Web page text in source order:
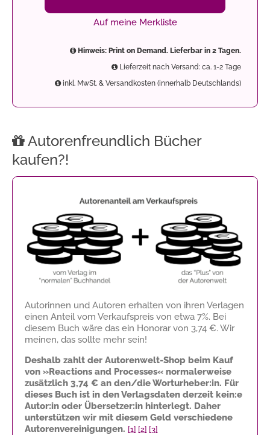
Auf meine Merkliste
Hinweis: Print on Demand. Lieferbar in 2 Tagen.
Lieferzeit nach Versand: ca. 1-2 Tage
inkl. MwSt. & Versandkosten (innerhalb Deutschlands)
Autorenfreundlich Bücher
kaufen?!
Autorinnen und Autoren erhalten von ihren Verlagen
einen Anteil vom Verkaufspreis von etwa 7%. Bei
diesem Buch wäre das ein Honorar von 3,74 €. Wir
meinen, das sollte mehr sein!
Deshalb zahlt der Autorenwelt-Shop beim Kauf
von »Reactions and Processes« normalerweise
zusätzlich 3,74 € an den/die Worturheber:in. Für
dieses Buch ist in den Verlagsdaten derzeit kein:e
Autor:in oder Übersetzer:in hinterlegt. Daher
unterstützen wir mit diesem Geld verschiedene
Autorenvereinigungen. [1] [2] [3]